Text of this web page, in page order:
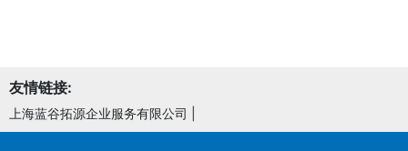
友情链接:
上海蓝谷拓源企业服务有限公司